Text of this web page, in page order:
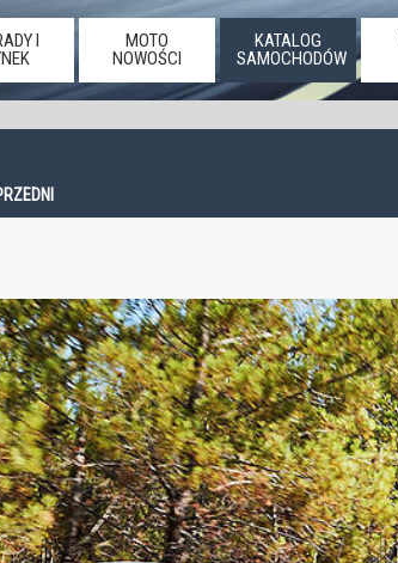
I
MOTO
NOWOŚCI
KATALOG
SAMOCHODÓW